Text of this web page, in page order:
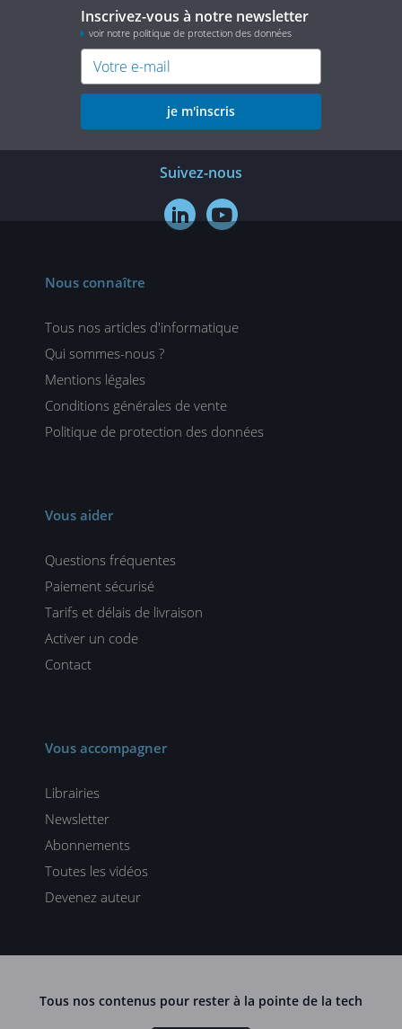
Inscrivez-vous à notre newsletter
voir notre politique de protection des données
je m'inscris
Suivez-nous
 
Nous connaître
Tous nos articles d'informatique
Qui sommes-nous ?
Mentions légales
Conditions générales de vente
Politique de protection des données
Vous aider
Questions fréquentes
Paiement sécurisé
Tarifs et délais de livraison
Activer un code
Contact
Vous accompagner
Librairies
Newsletter
Abonnements
Toutes les vidéos
Devenez auteur
Tous nos contenus pour rester à la pointe de la tech